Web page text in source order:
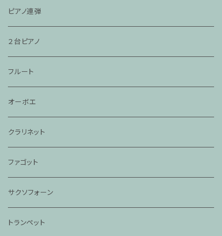
ピアノ連弾
２台ピアノ
フルート
オーボエ
クラリネット
ファゴット
サクソフォーン
トランペット